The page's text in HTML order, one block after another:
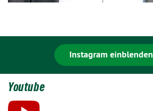
Instagram einblenden
Youtube